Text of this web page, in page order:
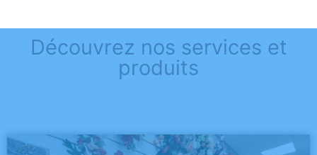
Découvrez nos services et
produits